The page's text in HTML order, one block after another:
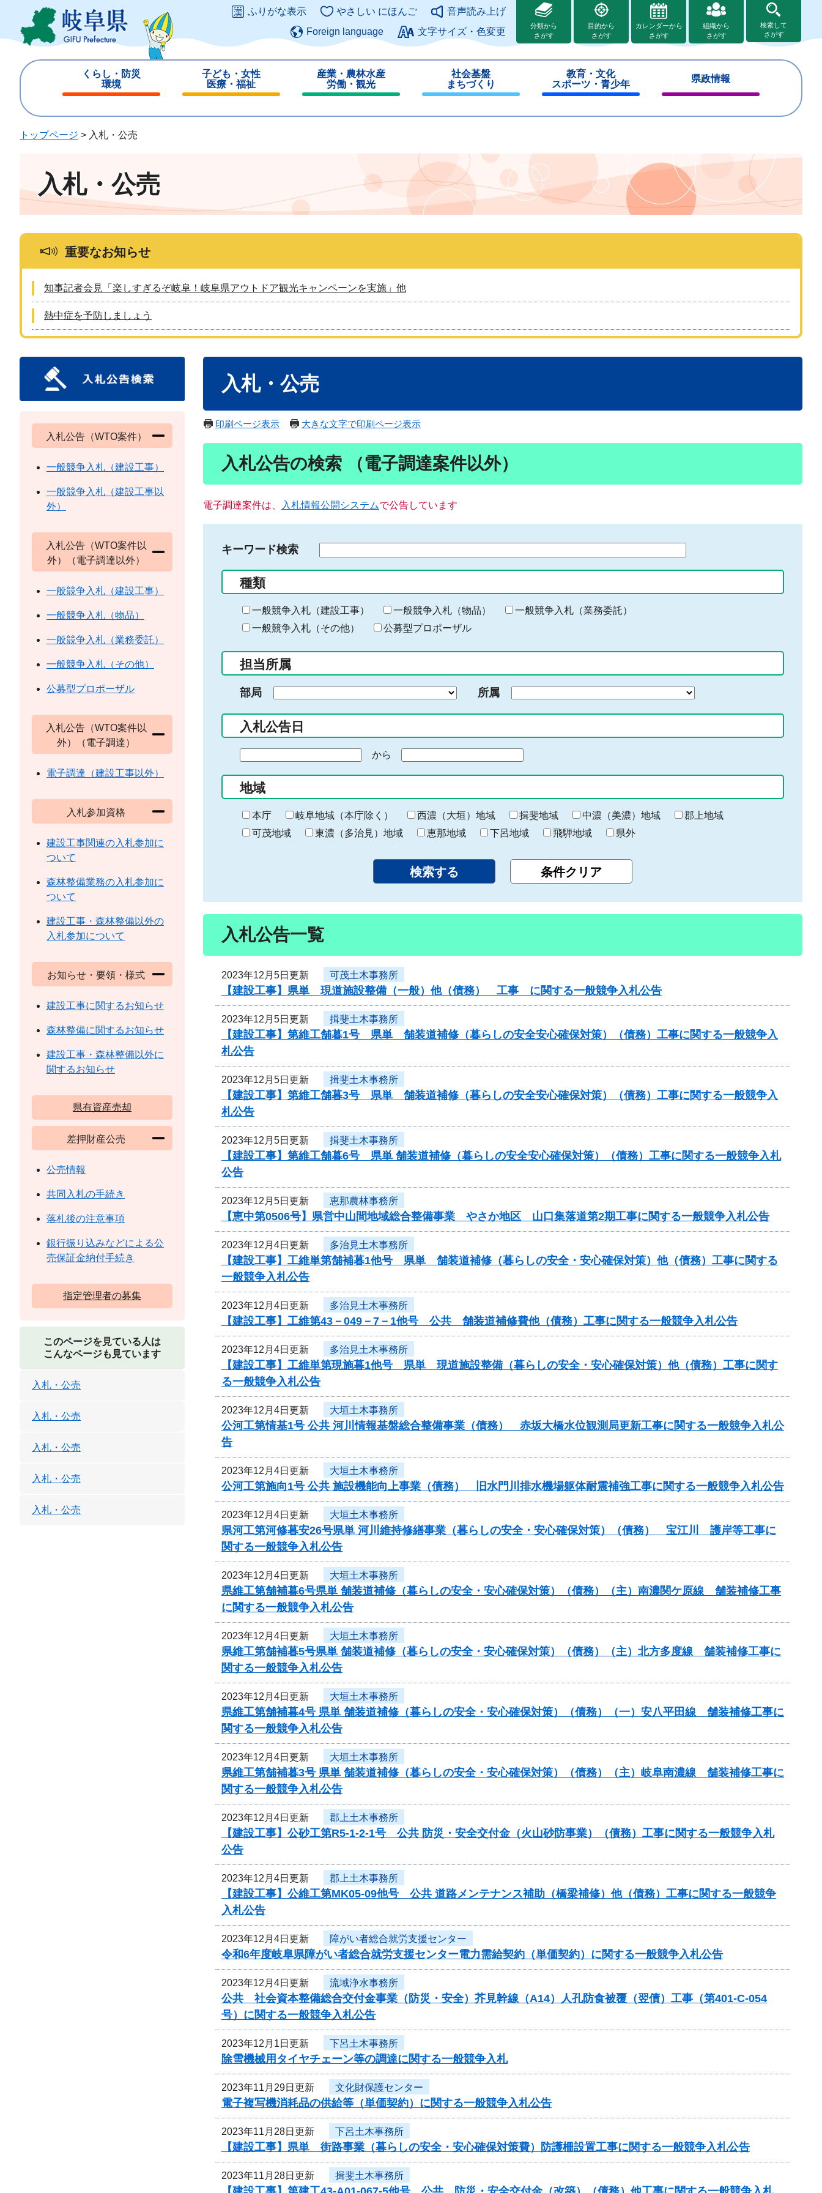
ジ
ュ
このページの本文へ
ふりがな表示 やさしい にほんご
音声読み上げ
Foreign language
文字サイズ・色変更
分類から
さがす
目的から
さがす
カレンダーから
さがす
組織から
さがす
検索して
さがす
くらし・防災
環境
じ
子ども・女性
医療・福祉
じ
産業・農林水産
労働・観光
じ
社会基盤
まちづくり
じ
教育・文化
スポーツ・青少年
じ
県政情報
じ
トップページ > 入札・公売
入札・公売
重要なお知らせ
知事記者会見「楽しすぎるぞ岐阜！岐阜県アウトドア観光キャンペーンを実施」他
熱中症を予防しましょう
入札・公売
印刷ページ表示 大きな文字で印刷ページ表示
入札公告の検索 （電子調達案件以外）
電子調達案件は、 入札情報公開システムで公告しています
キーワード検索
る
キ
ー
ー
入
力
種類
一般競争入札（建設工事） 一般競争入札（物品）
一般競争入札（業務委託）
一般競争入札（その他）
公募型プロポーザル
担当所属
部局 所属
入札公告日
の
始
ま
り
から
終
わ
り
地域
本庁 岐阜地域（本庁除く） 西濃（大垣）地域 揖斐地域 中濃（美濃）地域
郡上地域
可茂地域
東濃（多治見）地域 恵那地域 下呂地域 飛騨地域 県外
入札公告一覧
2023年12月5日更新 可茂土木事務所
【建設工事】県単 現道施設整備（一般）他（債務） 工事 に関する一般競争入札公告
2023年12月5日更新 揖斐土木事務所
【建設工事】第維工舗暮1号 県単 舗装道補修（暮らしの安全安心確保対策）（債務）工事に関する一般競争入
札公告
2023年12月5日更新 揖斐土木事務所
【建設工事】第維工舗暮3号 県単 舗装道補修（暮らしの安全安心確保対策）（債務）工事に関する一般競争入
札公告
2023年12月5日更新 揖斐土木事務所
【建設工事】第維工舗暮6号 県単 舗装道補修（暮らしの安全安心確保対策）（債務）工事に関する一般競争入札
公告
2023年12月5日更新 恵那農林事務所
【恵中第0506号】県営中山間地域総合整備事業 やさか地区 山口集落道第2期工事に関する一般競争入札公告
2023年12月4日更新 多治見土木事務所
【建設工事】工維単第舗補暮1他号 県単 舗装道補修（暮らしの安全・安心確保対策）他（債務）工事に関する
一般競争入札公告
2023年12月4日更新 多治見土木事務所
【建設工事】工維第43－049－7－1他号 公共 舗装道補修費他（債務）工事に関する一般競争入札公告
2023年12月4日更新 多治見土木事務所
【建設工事】工維単第現施暮1他号 県単 現道施設整備（暮らしの安全・安心確保対策）他（債務）工事に関す
る一般競争入札公告
2023年12月4日更新 大垣土木事務所
公河工第情基1号 公共 河川情報基盤総合整備事業（債務） 赤坂大橋水位観測局更新工事に関する一般競争入札公
告
2023年12月4日更新 大垣土木事務所
公河工第施向1号 公共 施設機能向上事業（債務） 旧水門川排水機場躯体耐震補強工事に関する一般競争入札公告
2023年12月4日更新 大垣土木事務所
県河工第河修暮安26号県単 河川維持修繕事業（暮らしの安全・安心確保対策）（債務） 宝江川 護岸等工事に
関する一般競争入札公告
2023年12月4日更新 大垣土木事務所
県維工第舗補暮6号県単 舗装道補修（暮らしの安全・安心確保対策）（債務）（主）南濃関ケ原線 舗装補修工事
に関する一般競争入札公告
2023年12月4日更新 大垣土木事務所
県維工第舗補暮5号県単 舗装道補修（暮らしの安全・安心確保対策）（債務）（主）北方多度線 舗装補修工事に
関する一般競争入札公告
2023年12月4日更新 大垣土木事務所
県維工第舗補暮4号 県単 舗装道補修（暮らしの安全・安心確保対策）（債務）（一）安八平田線 舗装補修工事に
関する一般競争入札公告
2023年12月4日更新 大垣土木事務所
県維工第舗補暮3号 県単 舗装道補修（暮らしの安全・安心確保対策）（債務）（主）岐阜南濃線 舗装補修工事に
関する一般競争入札公告
2023年12月4日更新 郡上土木事務所
【建設工事】公砂工第R5-1-2-1号 公共 防災・安全交付金（火山砂防事業）（債務）工事に関する一般競争入札
公告
2023年12月4日更新 郡上土木事務所
【建設工事】公維工第MK05-09他号 公共 道路メンテナンス補助（橋梁補修）他（債務）工事に関する一般競争
入札公告
2023年12月4日更新 障がい者総合就労支援センター
令和6年度岐阜県障がい者総合就労支援センター電力需給契約（単価契約）に関する一般競争入札公告
2023年12月4日更新 流域浄水事務所
公共 社会資本整備総合交付金事業（防災・安全）芥見幹線（A14）人孔防食被覆（翌債）工事（第401-C-054
号）に関する一般競争入札公告
2023年12月1日更新 下呂土木事務所
除雪機械用タイヤチェーン等の調達に関する一般競争入札
2023年11月29日更新 文化財保護センター
電子複写機消耗品の供給等（単価契約）に関する一般競争入札公告
2023年11月28日更新 下呂土木事務所
【建設工事】県単 街路事業（暮らしの安全・安心確保対策費）防護柵設置工事に関する一般競争入札公告
2023年11月28日更新 揖斐土木事務所
入札公告（WTO案件）
一般競争入札（建設工事）
一般競争入札（建設工事以
外）
入札公告（WTO案件以
外）（電子調達以外）
一般競争入札（建設工事）
一般競争入札（物品）
一般競争入札（業務委託）
一般競争入札（その他）
公募型プロポーザル
入札公告（WTO案件以
外）（電子調達）
電子調達（建設工事以外）
入札参加資格
建設工事関連の入札参加に
ついて
森林整備業務の入札参加に
ついて
建設工事・森林整備以外の
入札参加について
お知らせ・要領・様式
建設工事に関するお知らせ
森林整備に関するお知らせ
建設工事・森林整備以外に
関するお知らせ
県有資産売却
差押財産公売
公売情報
共同入札の手続き
落札後の注意事項
銀行振り込みなどによる公
売保証金納付手続き
指定管理者の募集
このページを見ている人は
こんなページも見ています
入札・公売
入札・公売
入札・公売
入札・公売
入札・公売